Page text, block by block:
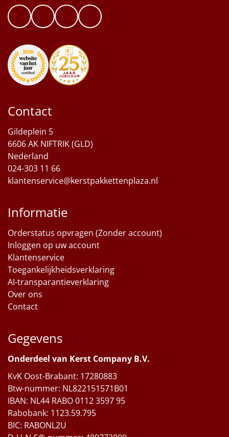
Contact
Gildeplein 5
6606 AK NIFTRIK (GLD)
Nederland
024-303 11 66
klantenservice@kerstpakkettenplaza.nl
Informatie
Orderstatus opvragen (Zonder account)
Inloggen op uw account
Klantenservice
Toegankelijkheidsverklaring
AI-transparantieverklaring
Over ons
Contact
Gegevens
Onderdeel van Kerst Company B.V.
KvK Oost-Brabant: 17280883
Btw-nummer: NL822151571B01
IBAN: NL44 RABO 0112 3597 95
Rabobank: 1123.59.795
BIC: RABONL2U